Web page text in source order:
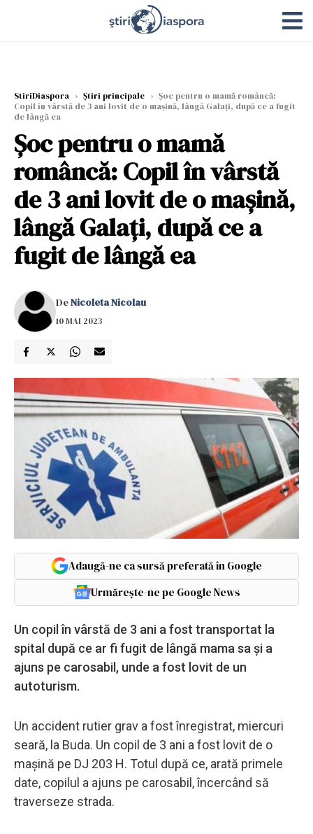
StiriDiaspora › Știri principale › Șoc pentru o mamă româncă:
Copil în vârstă de 3 ani lovit de o maşină, lângă Galați, după ce a fugit
de lângă ea
Șoc pentru o mamă
româncă: Copil în vârstă
de 3 ani lovit de o maşină,
lângă Galați, după ce a
fugit de lângă ea
DeNicoleta Nicolau
10 MAI 2023
Adaugă-ne ca sursă preferată în Google
Urmărește-ne pe Google News
Un copil în vârstă de 3 ani a fost transportat la
spital după ce ar fi fugit de lângă mama sa şi a
ajuns pe carosabil, unde a fost lovit de un
autoturism.
Un accident rutier grav a fost înregistrat, miercuri
seară, la Buda. Un copil de 3 ani a fost lovit de o
mașină pe DJ 203 H. Totul după ce, arată primele
date, copilul a ajuns pe carosabil, încercând să
traverseze strada.